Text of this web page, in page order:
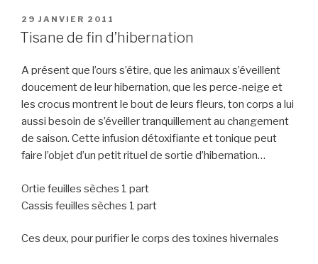
PUBLIÉ
LE
29 JANVIER 2011
Tisane de fin d’hibernation
A présent que l’ours s’étire, que les animaux s’éveillent
doucement de leur hibernation, que les perce-neige et
les crocus montrent le bout de leurs fleurs, ton corps a lui
aussi besoin de s’éveiller tranquillement au changement
de saison. Cette infusion détoxifiante et tonique peut
faire l’objet d’un petit rituel de sortie d’hibernation…
Ortie feuilles sèches 1 part
Cassis feuilles sèches 1 part
Ces deux, pour purifier le corps des toxines hivernales